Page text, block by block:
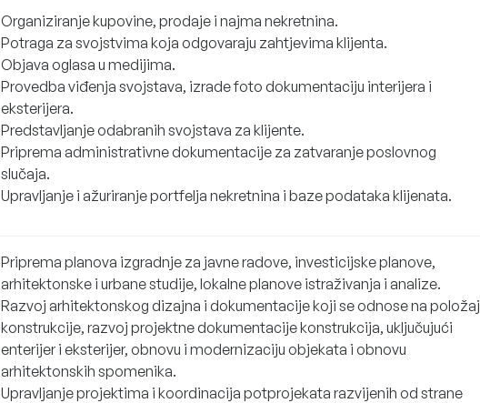
Organiziranje kupovine, prodaje i najma nekretnina.
Potraga za svojstvima koja odgovaraju zahtjevima klijenta.
Objava oglasa u medijima.
Provedba viđenja svojstava, izrade foto dokumentaciju interijera i
eksterijera.
Predstavljanje odabranih svojstava za klijente.
Priprema administrativne dokumentacije za zatvaranje poslovnog
slučaja.
Upravljanje i ažuriranje portfelja nekretnina i baze podataka klijenata.
Priprema planova izgradnje za javne radove, investicijske planove,
arhitektonske i urbane studije, lokalne planove istraživanja i analize.
Razvoj arhitektonskog dizajna i dokumentacije koji se odnose na položaj
konstrukcije, razvoj projektne dokumentacije konstrukcija, uključujući
enterijer i eksterijer, obnovu i modernizaciju objekata i obnovu
arhitektonskih spomenika.
Upravljanje projektima i koordinacija potprojekata razvijenih od strane